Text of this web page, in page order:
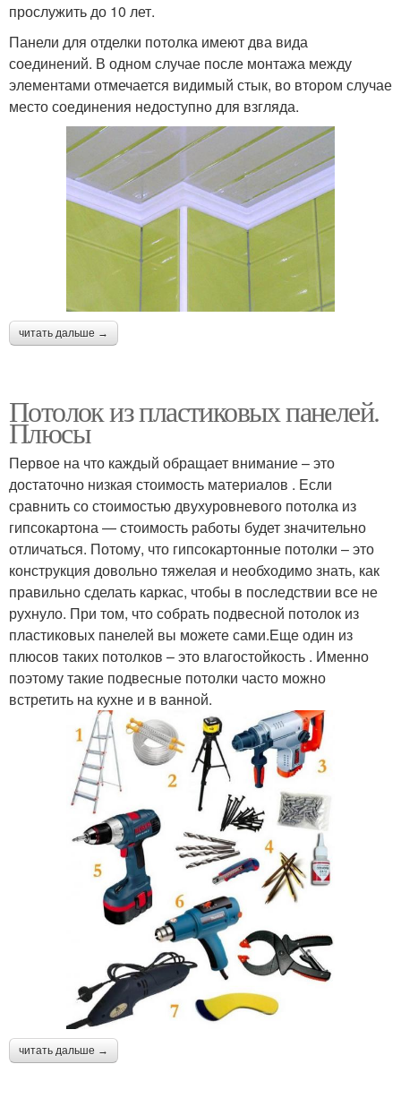
прослужить до 10 лет.
Панели для отделки потолка имеют два вида
соединений. В одном случае после монтажа между
элементами отмечается видимый стык, во втором случае
место соединения недоступно для взгляда.
читать дальше →
Потолок из пластиковых панелей.
Плюсы
Первое на что каждый обращает внимание – это
достаточно низкая стоимость материалов . Если
сравнить со стоимостью двухуровневого потолка из
гипсокартона — стоимость работы будет значительно
отличаться. Потому, что гипсокартонные потолки – это
конструкция довольно тяжелая и необходимо знать, как
правильно сделать каркас, чтобы в последствии все не
рухнуло. При том, что собрать подвесной потолок из
пластиковых панелей вы можете сами.Еще один из
плюсов таких потолков – это влагостойкость . Именно
поэтому такие подвесные потолки часто можно
встретить на кухне и в ванной.
читать дальше →